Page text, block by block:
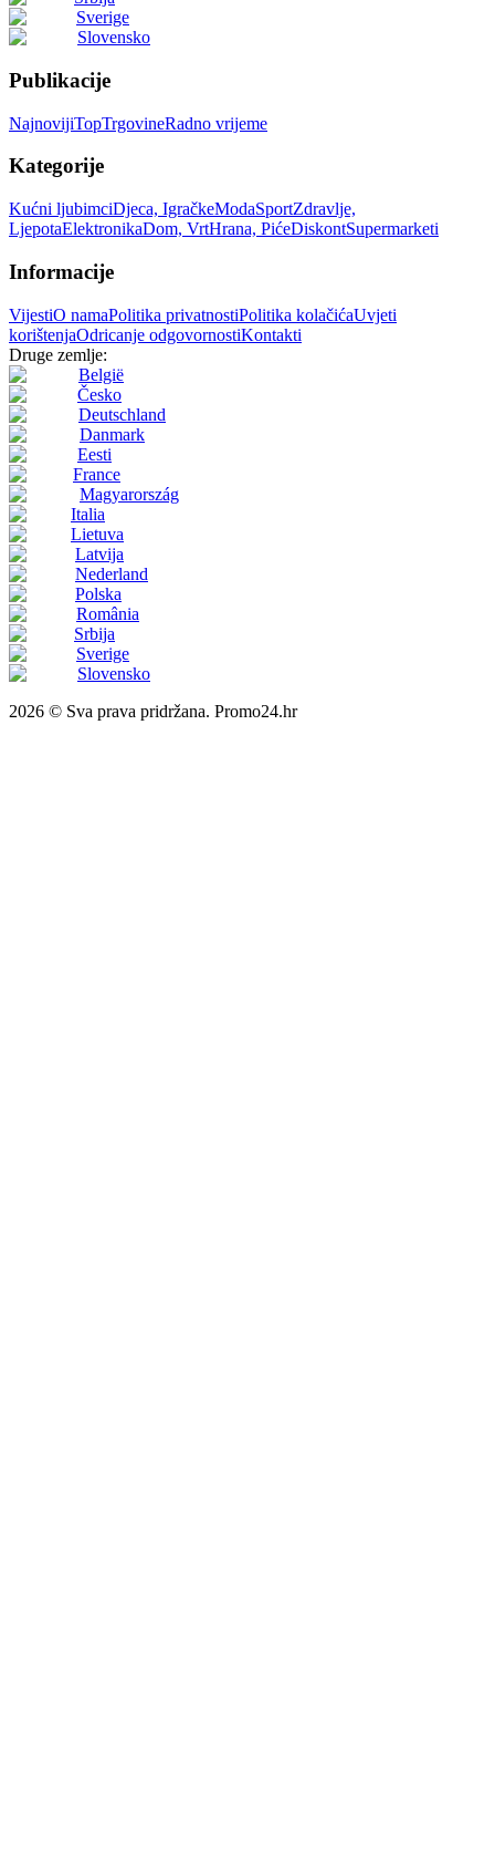
Sverige
Slovensko
Publikacije
NajnovijiTopTrgovineRadno vrijeme
Kategorije
Kućni ljubimciDjeca, IgračkeModaSportZdravlje,
LjepotaElektronikaDom, VrtHrana, PićeDiskontSupermarketi
Informacije
VijestiO namaPolitika privatnostiPolitika kolačićaUvjeti
korištenjaOdricanje odgovornostiKontakti
Druge zemlje:
België
Česko
Deutschland
Danmark
Eesti
France
Magyarország
Italia
Lietuva
Latvija
Nederland
Polska
România
Srbija
Sverige
Slovensko
2026 © Sva prava pridržana. Promo24.hr